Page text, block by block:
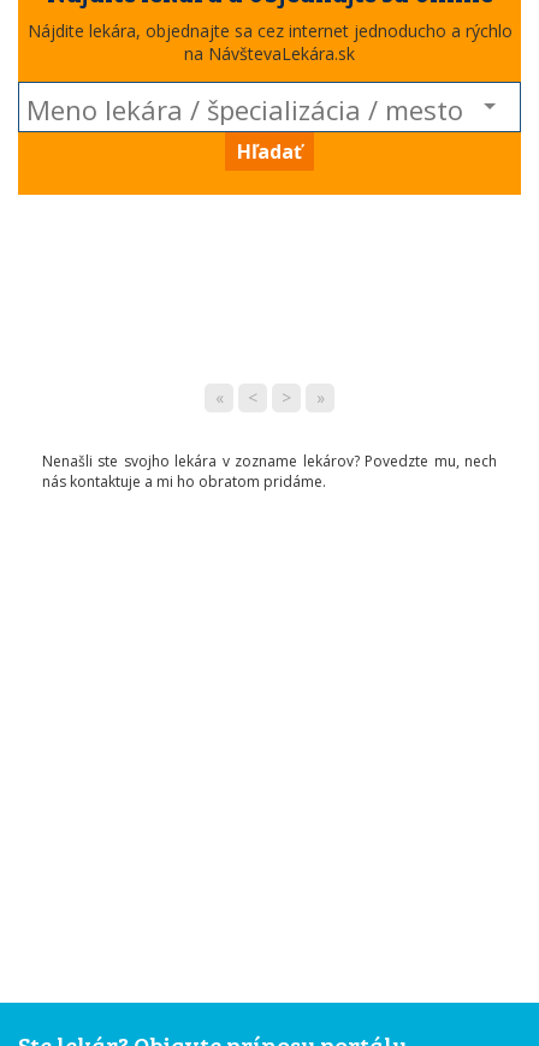
Nájdite lekára, objednajte sa cez internet jednoducho a rýchlo
na NávštevaLekára.sk
Hľadať
« < > »
Nenašli ste svojho lekára v zozname lekárov? Povedzte mu, nech
nás kontaktuje a mi ho obratom pridáme.